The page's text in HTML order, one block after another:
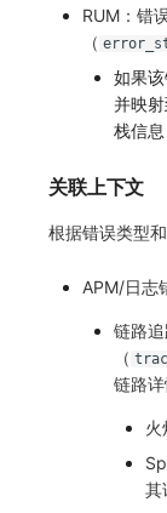
RUM：错
（
如果
并映
栈信息
关联上下文
根据错误类型
APM/日志
链路
（
链路详
火
其